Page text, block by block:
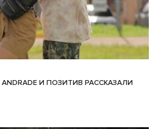
ANDRADE И ПОЗИТИВ РАССКАЗАЛИ